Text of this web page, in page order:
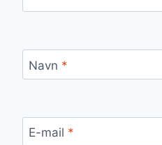
Navn *
E-mail *